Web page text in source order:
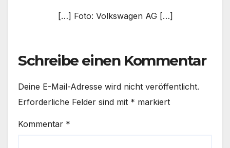
[…] Foto: Volkswagen AG […]
Schreibe einen Kommentar
Deine E-Mail-Adresse wird nicht veröffentlicht.
Erforderliche Felder sind mit * markiert
Kommentar *